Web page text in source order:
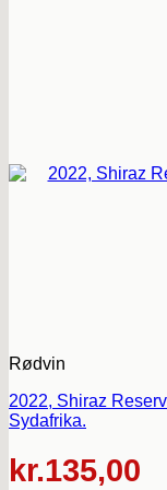
Rødvin
2022, Shiraz
Sydafrika.
kr.135,00